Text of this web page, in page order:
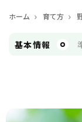
ホーム 育て方
基本情報